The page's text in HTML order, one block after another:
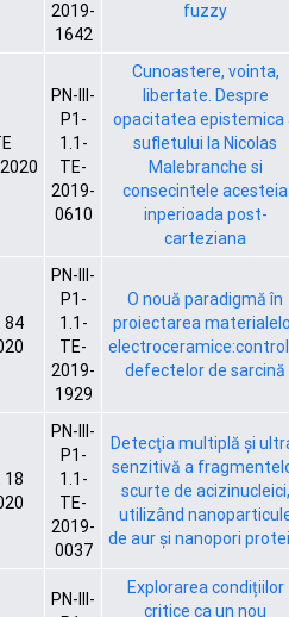
2019-
1642
fuzzy
PN-III-
P1-
1.1-
TE-
2019-
0610
Cunoastere, vointa,
libertate. Despre
opacitatea epistemica
sufletului la Nicolas
Malebranche si
consecintele acesteia
inperioada post-
carteziana
84
PN-III-
P1-
1.1-
TE-
2019-
1929
O nouă paradigmă în
proiectarea
defectelor de sarcină
18
PN-III-
P1-
1.1-
TE-
2019-
0037
Detecţia multiplă şi
senzitivă a
scurte de acizinucleici,
utilizând
de aur şi nanopori
PN-III-
Explorarea condițiilor
critice ca un nou